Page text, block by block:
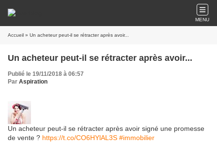
MENU
Accueil » Un acheteur peut-il se rétracter après avoir...
Un acheteur peut-il se rétracter après avoir...
Publié le 19/11/2018 à 06:57
Par Aspiration
Un acheteur peut-il se rétracter après avoir signé une promesse
de vente ? https://t.co/CO6HYlAL3S #immobilier